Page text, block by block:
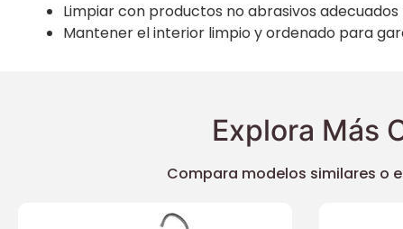
Limpiar con productos no abrasivos
Mantener el interior limpio y ordenado para
Explora Más
Compara modelos similares o